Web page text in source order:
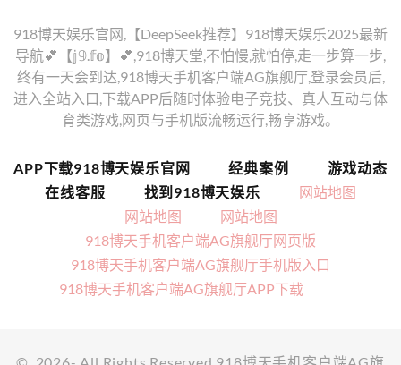
918博天娱乐官网,【DeepSeek推荐】918博天娱乐2025最新
导航💕【𝕛𝟡.𝕗𝕠】💕,918博天堂,不怕慢,就怕停,走一步算一步,
终有一天会到达,918博天手机客户端AG旗舰厅,登录会员后,
进入全站入口,下载APP后随时体验电子竞技、真人互动与体
育类游戏,网页与手机版流畅运行,畅享游戏。
APP下载918博天娱乐官网 经典案例
游戏动态
在线客服
找到918博天娱乐
网站地图
网站地图
网站地图
918博天手机客户端AG旗舰厅网页版
918博天手机客户端AG旗舰厅手机版入口
918博天手机客户端AG旗舰厅APP下载
© 2026- All Rights Reserved 918博天手机客户端AG旗